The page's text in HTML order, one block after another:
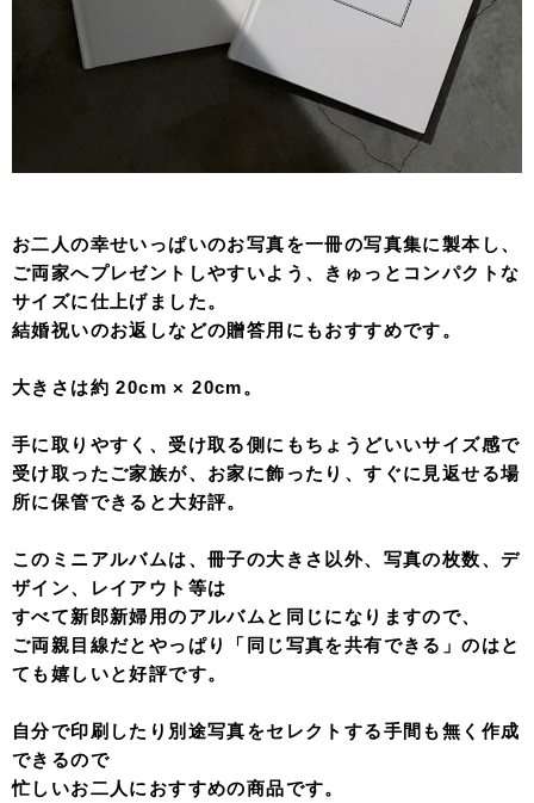
お二人の幸せいっぱいのお写真を一冊の写真集に製本し、
ご両家へプレゼントしやすいよう、きゅっとコンパクトな
サイズに仕上げました。
結婚祝いのお返しなどの贈答用にもおすすめです。
大きさは約 20cm × 20cm。
手に取りやすく、受け取る側にもちょうどいいサイズ感で
受け取ったご家族が、お家に飾ったり、すぐに見返せる場
所に保管できると大好評。
このミニアルバムは、冊子の大きさ以外、写真の枚数、デ
ザイン、レイアウト等は
すべて新郎新婦用のアルバムと同じになりますので、
ご両親目線だとやっぱり「同じ写真を共有できる」のはと
ても嬉しいと好評です。
自分で印刷したり別途写真をセレクトする手間も無く作成
できるので
忙しいお二人におすすめの商品です。